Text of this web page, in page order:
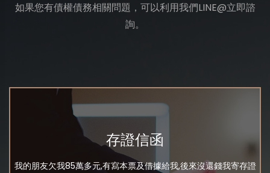
如果您有債權債務相關問題，可以利用我們LINE@立即諮
詢。
存證信函
我的朋友欠我85萬多元,有寫本票及借據給我,後來沒還錢我寄存證